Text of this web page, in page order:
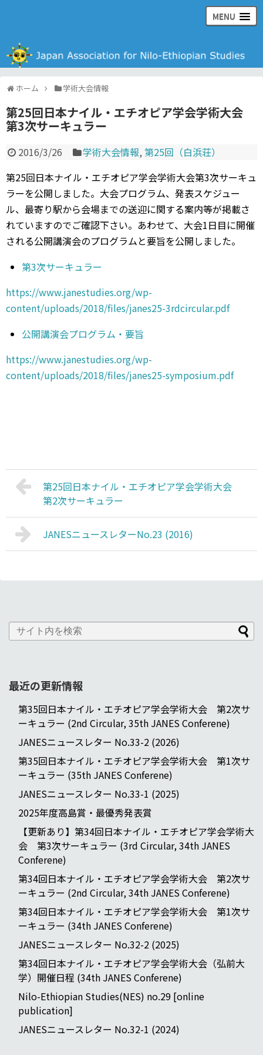
MENU
ホーム 学術大会情報
第25回日本ナイル・エチオピア学会学術大会
第3次サーキュラー
2016/3/26 学術大会情報,第25回（白浜荘）
第25回日本ナイル・エチオピア学会学術大会第3次サーキュ
ラーを公開しました。大会プログラム、発表スケジュー
ル、最寄り駅から会場までの送迎に関する案内等が掲載さ
れていますのでご確認下さい。あわせて、大会1日目に開催
される公開講演会のプログラムと要旨を公開しました。
第3次サーキュラー
https://www.janestudies.org/wp-
content/uploads/2018/files/janes25-3rdcircular.pdf
公開講演会プログラム・要旨
https://www.janestudies.org/wp-
content/uploads/2018/files/janes25-symposium.pdf
第25回日本ナイル・エチオピア学会学術大会
第2次サーキュラー
JANESニュースレターNo.23 (2016)
最近の更新情報
第35回日本ナイル・エチオピア学会学術大会 第2次サ
ーキュラー (2nd Circular, 35th JANES Conferene)
JANESニュースレター No.33-2 (2026)
第35回日本ナイル・エチオピア学会学術大会 第1次サ
ーキュラー (35th JANES Conferene)
JANESニュースレター No.33-1 (2025)
2025年度高島賞・最優秀発表賞
【更新あり】第34回日本ナイル・エチオピア学会学術大
会 第3次サーキュラー (3rd Circular, 34th JANES
Conferene)
第34回日本ナイル・エチオピア学会学術大会 第2次サ
ーキュラー (2nd Circular, 34th JANES Conferene)
第34回日本ナイル・エチオピア学会学術大会 第1次サ
ーキュラー (34th JANES Conferene)
JANESニュースレター No.32-2 (2025)
第34回日本ナイル・エチオピア学会学術大会（弘前大
学）開催日程 (34th JANES Conferene)
Nilo-Ethiopian Studies(NES) no.29 [online
publication]
JANESニュースレター No.32-1 (2024)